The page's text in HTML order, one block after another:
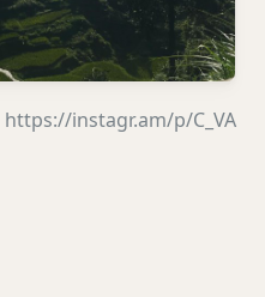
https://instagr.am/p/C_VA